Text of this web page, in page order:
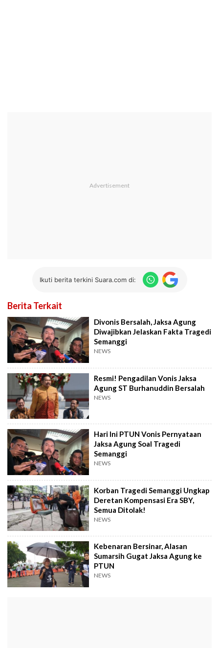
Ikuti berita terkini Suara.com di:
Berita Terkait
Divonis Bersalah, Jaksa Agung
Diwajibkan Jelaskan Fakta Tragedi
Semanggi
NEWS
Resmi! Pengadilan Vonis Jaksa
Agung ST Burhanuddin Bersalah
NEWS
Hari Ini PTUN Vonis Pernyataan
Jaksa Agung Soal Tragedi
Semanggi
NEWS
Korban Tragedi Semanggi Ungkap
Deretan Kompensasi Era SBY,
Semua Ditolak!
NEWS
Kebenaran Bersinar, Alasan
Sumarsih Gugat Jaksa Agung ke
PTUN
NEWS